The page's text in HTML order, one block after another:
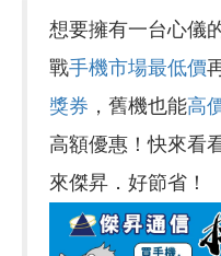
想要擁有一台心儀
戰手機市場最低價
獎券 ，舊機也能高
高額優惠！快來看
來傑昇．好節省！